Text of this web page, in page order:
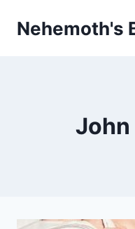
Nehemoth's